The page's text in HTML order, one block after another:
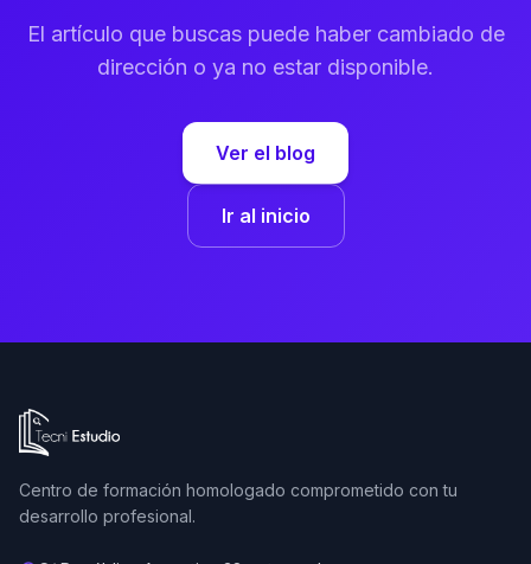
El artículo que buscas puede haber cambiado de
dirección o ya no estar disponible.
Ver el blog
Ir al inicio
Ir a la página de inicio de Tecni Estudio
Centro de formación homologado comprometido con tu
desarrollo profesional.